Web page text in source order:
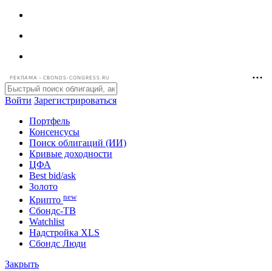
РЕКЛАМА • CBONDS-CONGRESS.RU
Войти Зарегистрироваться
Портфель
Консенсусы
Поиск облигаций (ИИ)
Кривые доходности
ЦФА
Best bid/ask
Золото
Крипто new
Watchlist